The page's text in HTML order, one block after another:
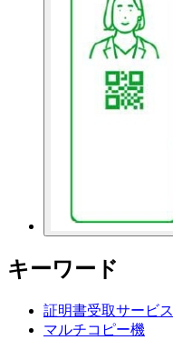
キーワード
証明書受取サービス
マルチコピー機